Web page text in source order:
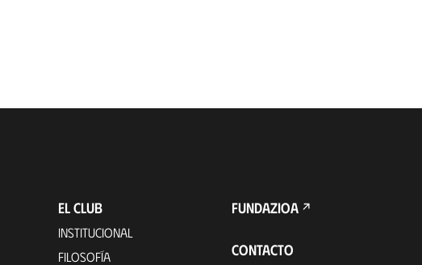
EL CLUB
INSTITUCIONAL
FILOSOFÍA
FUNDAZIOA
CONTACTO